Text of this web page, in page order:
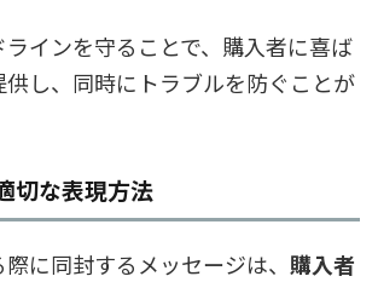
ラインを守ることで、購入者に喜ば
し、同時にトラブルを防ぐことが
切な表現方法
に同封するメッセージは、 購入者